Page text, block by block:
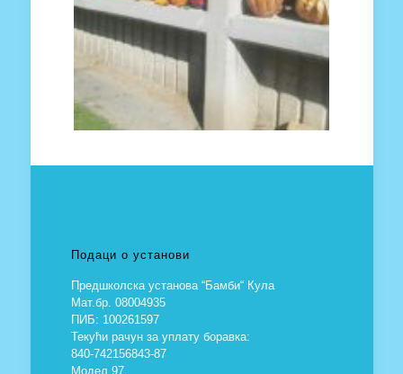
Подаци о установи
Предшколска установа “Бамби“ Кула
Мат.бр. 08004935
ПИБ: 100261597
Текући рачун за уплату боравка:
840-742156843-87
Модел 97,